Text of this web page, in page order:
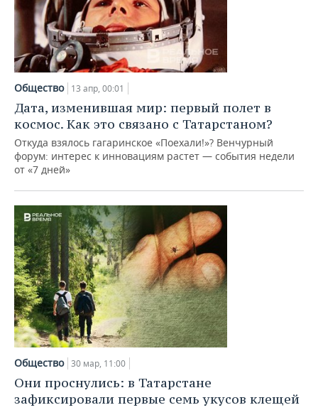
Общество 13 апр, 00:01
Дата, изменившая мир: первый полет в
космос. Как это связано с Татарстаном?
Откуда взялось гагаринское «Поехали!»? Венчурный
форум: интерес к инновациям растет — события недели
от «7 дней»
Общество 30 мар, 11:00
Они проснулись: в Татарстане
зафиксировали первые семь укусов клещей